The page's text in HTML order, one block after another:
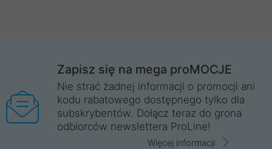
Zapisz się na mega proMOCJE
Nie strać żadnej informacji o promocji ani
kodu rabatowego dostępnego tylko dla
subskrybentów. Dołącz teraz do grona
odbiorców newslettera ProLine!
Więcej informacji